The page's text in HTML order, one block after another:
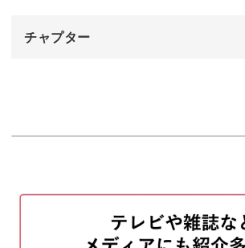
す。
チャプター
生地をカットする